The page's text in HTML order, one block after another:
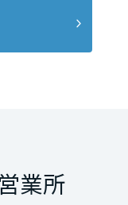
業所